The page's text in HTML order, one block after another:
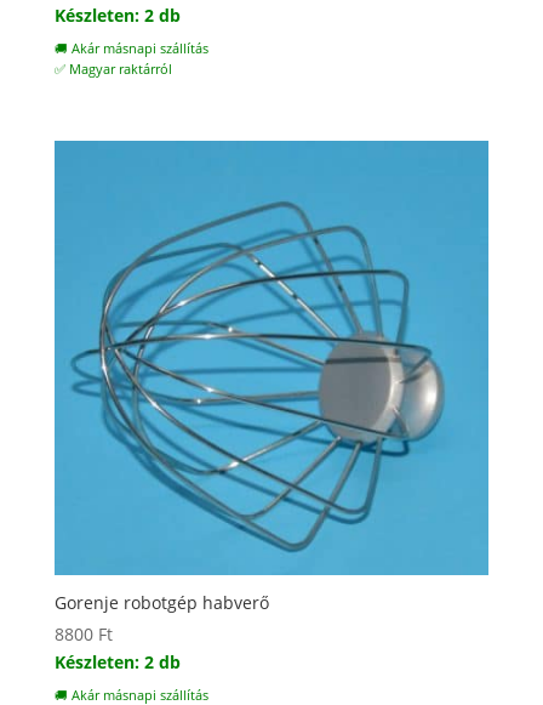
Készleten: 2 db
🚚 Akár másnapi szállítás
✅ Magyar raktárról
Gorenje robotgép habverő
8800 Ft
Készleten: 2 db
🚚 Akár másnapi szállítás